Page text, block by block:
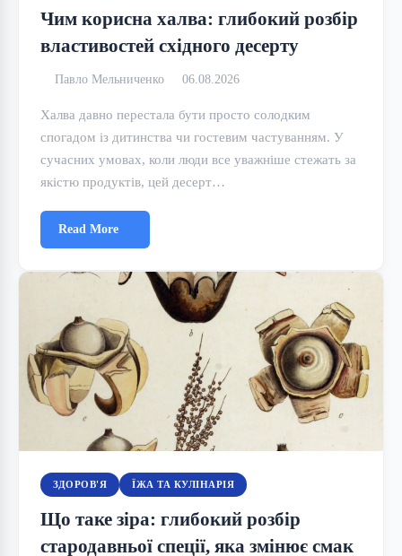
Чим корисна халва: глибокий розбір
властивостей східного десерту
Павло Мельниченко 06.08.2026
Халва давно перестала бути просто солодким
спогадом із дитинства чи гостевим частуванням. У
сучасних умовах, коли люди все уважніше стежать за
якістю продуктів, цей десерт…
Read More
ЗДОРОВ'Я ЇЖА ТА КУЛІНАРІЯ
Що таке зіра: глибокий розбір
стародавньої спеції, яка змінює смак